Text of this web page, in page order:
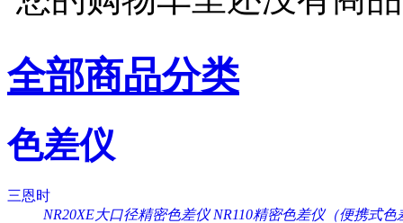
全部商品分类
色差仪
三恩时
NR20XE大口径精密色差仪 NR110精密色差仪（便携式色